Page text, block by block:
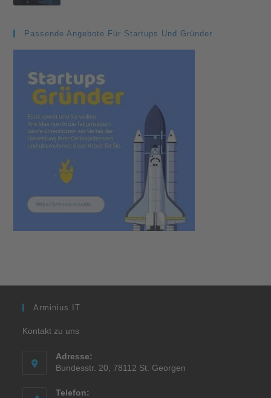
Passende Angebote Für Startups Und Gründer
Arminius IT
Kontakt zu uns
Adresse:
Bundesstr. 20, 78112 St. Georgen
Telefon: